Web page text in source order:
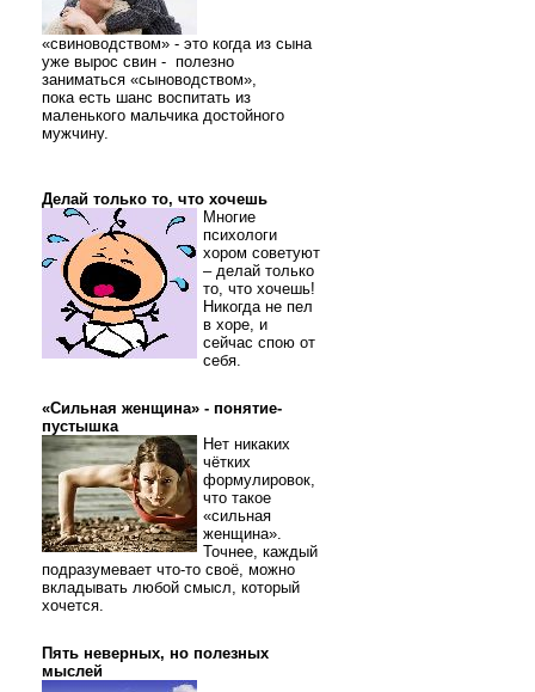
«свиноводством» - это когда из сына
уже вырос свин - полезно
заниматься «сыноводством»,
пока есть шанс воспитать из
маленького мальчика достойного
мужчину.
Делай только то, что хочешь
Многие
психологи
хором советуют
– делай только
то, что хочешь!
Никогда не пел
в хоре, и
сейчас спою от
себя.
«Сильная женщина» - понятие-
пустышка
Нет никаких
чётких
формулировок,
что такое
«сильная
женщина».
Точнее, каждый
подразумевает что-то своё, можно
вкладывать любой смысл, который
хочется.
Пять неверных, но полезных
мыслей